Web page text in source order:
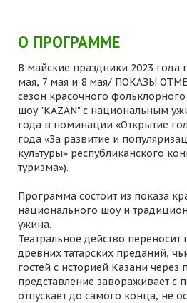
О ПРОГРАММЕ
В майские праздники 2023 года
мая, 7 мая и 8 мая/ ПОКАЗЫ
сезон красочного
шоу "KAZAN" с национальным
года в номинации «Открытие
года «За развитие и
культуры» республиканского
туризма»).
Программа состоит из показа
национального шоу и
ужина.
Театральное действо переносит
древних татарских преданий,
гостей с историей Казани через
представление завораживает с
отпускает до самого конца, не